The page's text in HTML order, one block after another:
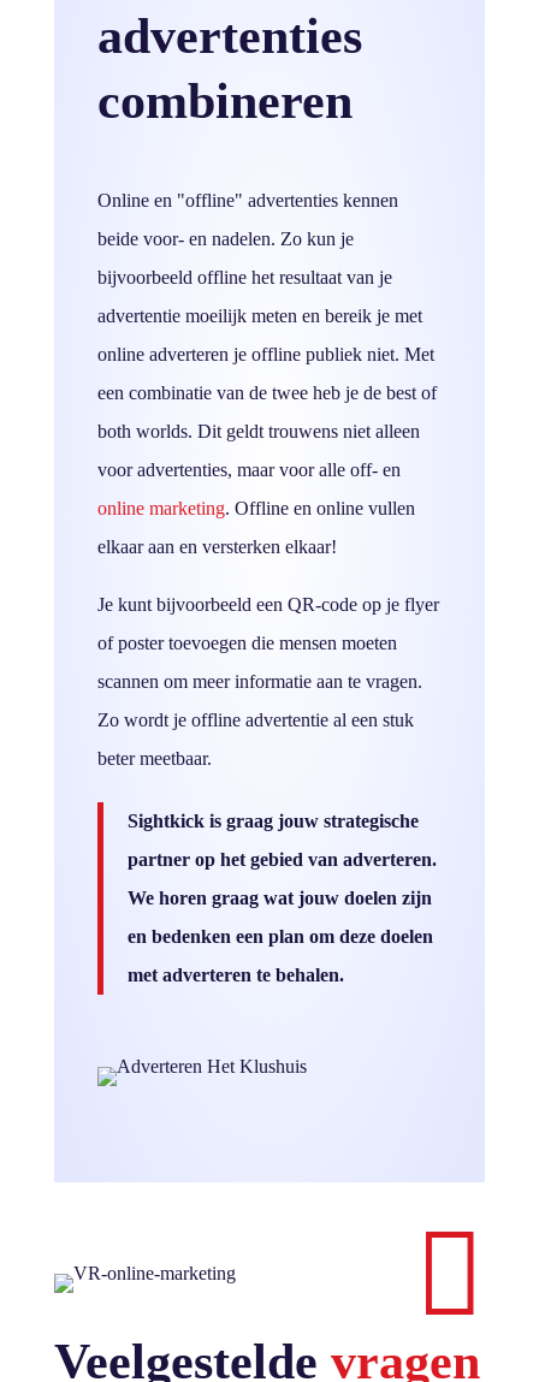
advertenties
combineren
Online en "offline" advertenties kennen
beide voor- en nadelen. Zo kun je
bijvoorbeeld offline het resultaat van je
advertentie moeilijk meten en bereik je met
online adverteren je offline publiek niet. Met
een combinatie van de twee heb je de best of
both worlds. Dit geldt trouwens niet alleen
voor advertenties, maar voor alle off- en
online marketing. Offline en online vullen
elkaar aan en versterken elkaar!
Je kunt bijvoorbeeld een QR-code op je flyer
of poster toevoegen die mensen moeten
scannen om meer informatie aan te vragen.
Zo wordt je offline advertentie al een stuk
beter meetbaar.
Sightkick is graag jouw strategische
partner op het gebied van adverteren.
We horen graag wat jouw doelen zijn
en bedenken een plan om deze doelen
met adverteren te behalen.

Veelgestelde vragen